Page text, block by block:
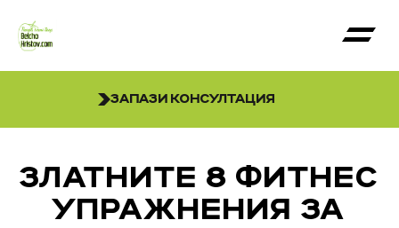
ЗАПАЗИ КОНСУЛТАЦИЯ
ЗЛАТНИТЕ 8 ФИТНЕС
УПРАЖНЕНИЯ ЗА